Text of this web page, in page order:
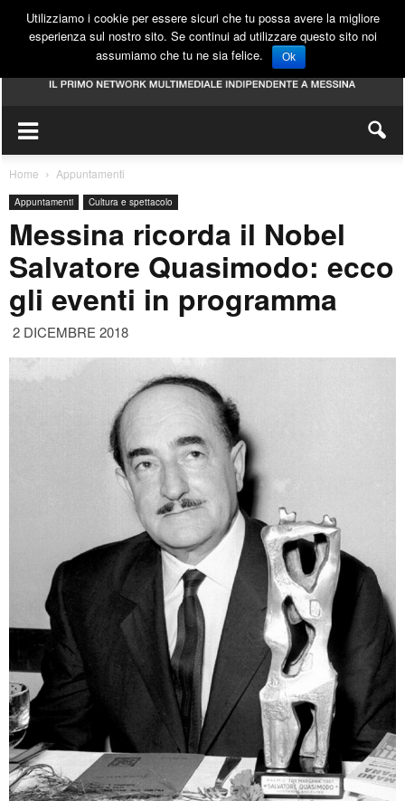
Home Appuntamenti
Appuntamenti Cultura e spettacolo
Messina ricorda il Nobel
Salvatore Quasimodo: ecco
gli eventi in programma
2 DICEMBRE 2018
Utilizziamo i cookie per essere sicuri che tu possa avere la migliore
esperienza sul nostro sito. Se continui ad utilizzare questo sito noi
assumiamo che tu ne sia felice.
Ok